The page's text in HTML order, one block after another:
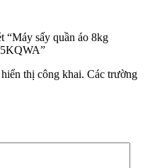
“Máy sấy quần áo 8kg
thị công khai. Các trường